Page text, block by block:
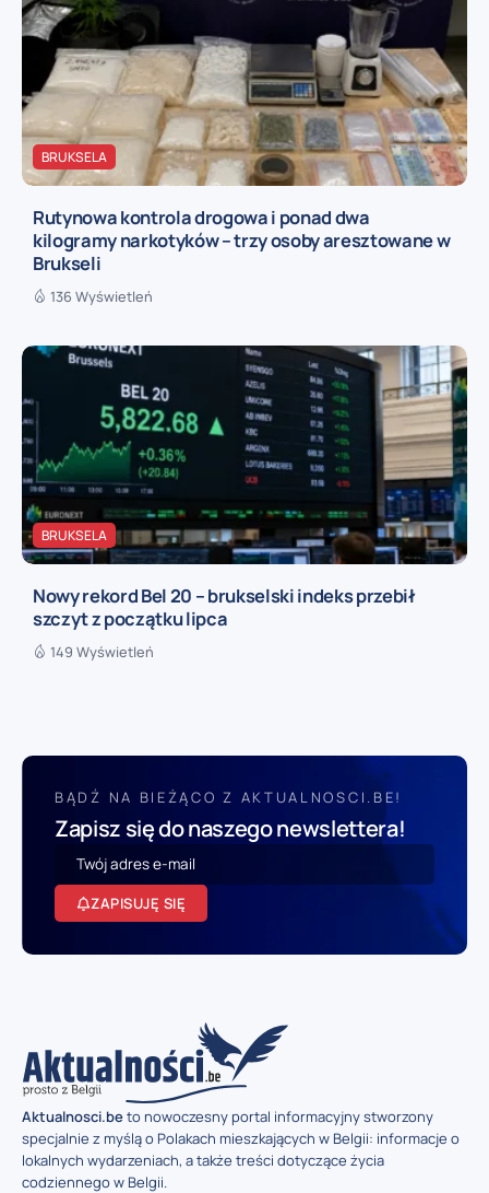
BRUKSELA
Rutynowa kontrola drogowa i ponad dwa
kilogramy narkotyków – trzy osoby aresztowane w
Brukseli
136 Wyświetleń
BRUKSELA
Nowy rekord Bel 20 – brukselski indeks przebił
szczyt z początku lipca
149 Wyświetleń
BĄDŹ NA BIEŻĄCO Z AKTUALNOSCI.BE!
Zapisz się do naszego newslettera!
ZAPISUJĘ SIĘ
Aktualnosci.beto nowoczesny portal informacyjny stworzony
specjalnie z myślą o Polakach mieszkających w Belgii: informacje o
lokalnych wydarzeniach, a także treści dotyczące życia
codziennego w Belgii.